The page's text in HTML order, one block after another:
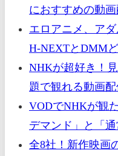
におすすめの動画
エロアニメ、ア
H-NEXTとDMM
NHKが超好き！
題で観れる動画配
VODでNHKが観
デマンド」と「
全8社！新作映画